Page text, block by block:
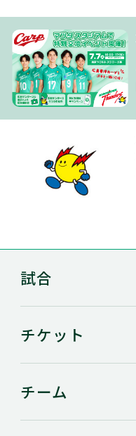
試合
チケット
チーム